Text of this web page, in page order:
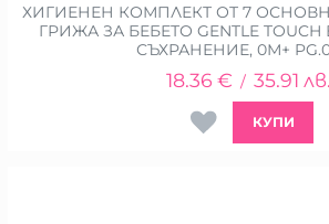
ХИГИЕНЕН КОМПЛЕКТ ОТ 7
ГРИЖА ЗА БЕБЕТО GENTLE
СЪХРАНЕНИЕ, 0М+
18.36 € / 35.91 лв.
КУПИ